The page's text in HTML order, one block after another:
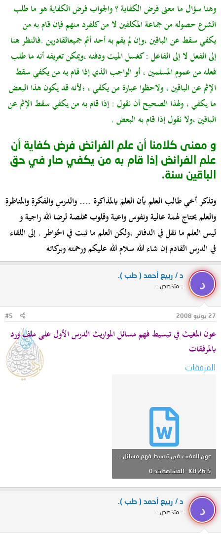
وهنا سؤال ما معنى فرض الكفاية ؟ والجوابفرض الكفاية هو ما طلب
الشرعحصوله من جماعة المكلفين لا من كلفرد منهم فإن قام به من
يكفي سقط عن الباقين،وإن لم يقم به أحد أثم جميعالقادرين .فالنظر هنا
إلى الفعل لا إلى الفاعل : كغسل الميت ودفنه ،ويمكن تعريفه أنهما طلب
فعله من عموم المسلمين ، أو الواجب الذي إذا قام به من يكفي سقط
الإثم عن الباقين ، ولاحظوا عبارة من يكفي ، ؛لأنه قد يكون هذا البعض
ما يكفي ، ولهذا الصحيح أن نقول : إذا قام به من يكفي سقط الإثم عن
الباقين ،ولا نقول إذا قام به البعض .
و معنى كلامنا أن علم الفرائض فرض كفاية أن
علم الفرائض إذا قام به من يكفي صار في حق
الباقين سنة.
وتذكرأخي طالب العلم بأن العلمَ بالمذاكرة .... والدرسِ والفكرةِ والمناظرةِ
والعلم يحتاج لهمة عالية ونفوس واعية وقلوب مخلصة لرضا الله راجيةو
ليس العلم ما نقل في الدفاتر ،ولكن العلم ما ثبت في الخواطر . إلى اللقاء
في الدرس القادم إن شاء الله سلام الله عليكم ورحمته وبركاته
د
د / ربيع أحمد ( طب ).
:: متخصص ::
27 يونيو 2008 #5
عون المغيث في تبسيط فهم مسائل المواريث الدرس الأول على ملف ورد
بالمرفقات
المرفقات
26.5 KB · المشاهدات: 0
د
د / ربيع أحمد ( طب ).
:: متخصص ::